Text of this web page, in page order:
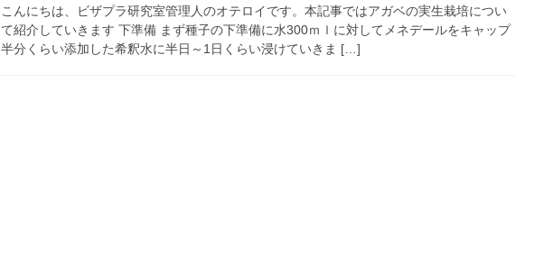
こんにちは、ビザプラ研究室管理人のオテロイです。本記事ではアガベの実生栽培につい
て紹介していきます 下準備 まず種子の下準備に水300ｍｌに対してメネデールをキャップ
半分くらい添加した希釈水に半日～1日くらい浸けていきま […]